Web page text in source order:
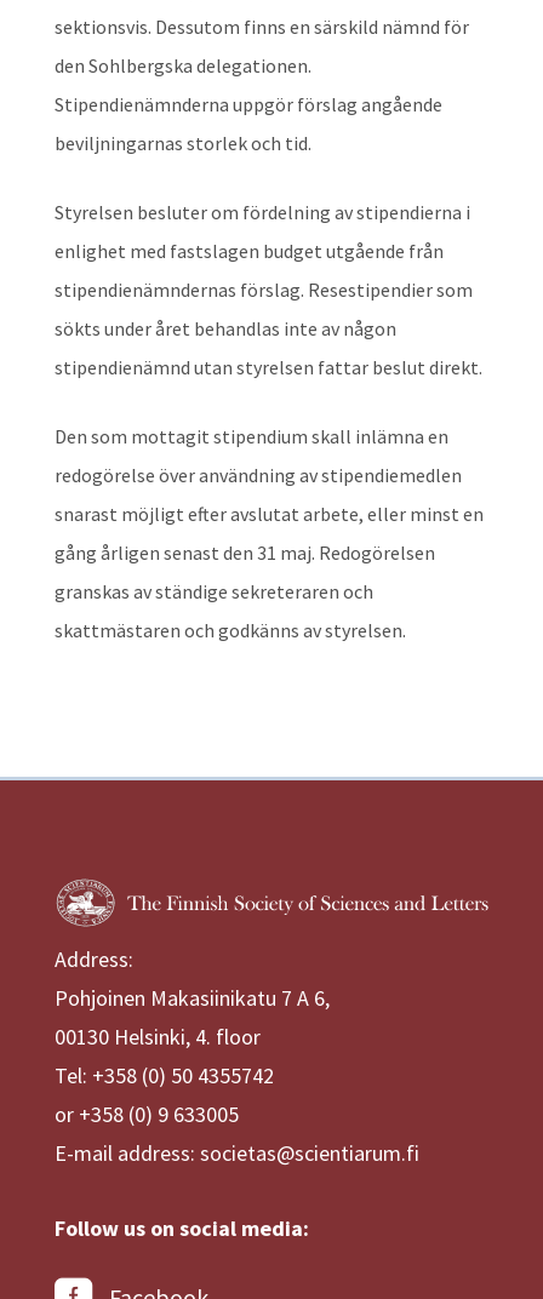
sektionsvis. Dessutom finns en särskild nämnd för
den Sohlbergska delegationen.
Stipendienämnderna uppgör förslag angående
beviljningarnas storlek och tid.
Styrelsen besluter om fördelning av stipendierna i
enlighet med fastslagen budget utgående från
stipendienämndernas förslag. Resestipendier som
sökts under året behandlas inte av någon
stipendienämnd utan styrelsen fattar beslut direkt.
Den som mottagit stipendium skall inlämna en
redogörelse över användning av stipendiemedlen
snarast möjligt efter avslutat arbete, eller minst en
gång årligen senast den 31 maj. Redogörelsen
granskas av ständige sekreteraren och
skattmästaren och godkänns av styrelsen.
Address:
Pohjoinen Makasiinikatu 7 A 6,
00130 Helsinki, 4. floor
Tel: +358 (0) 50 4355742
or +358 (0) 9 633005
E-mail address: societas@scientiarum.fi
Follow us on social media: